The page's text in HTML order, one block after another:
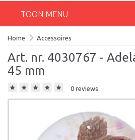
TOON MENU
Home Accessoires
Art. nr. 4030767 -
45 mm
0 reviews